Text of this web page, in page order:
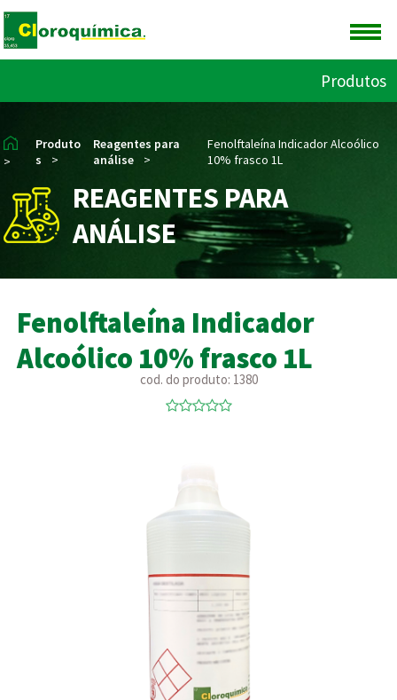
Produtos
>
Produto
s
>
Reagentes para
análise
>
Fenolftaleína Indicador Alcoólico
10% frasco 1L
REAGENTES PARA
ANÁLISE
Fenolftaleína Indicador
Alcoólico 10% frasco 1L
cod. do produto: 1380